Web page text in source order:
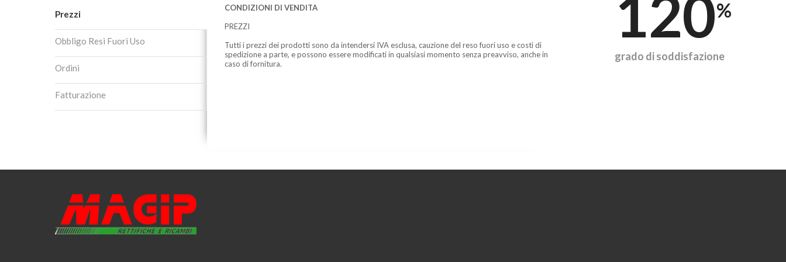
Prezzi
Obbligo Resi Fuori Uso
Ordini
Fatturazione
CONDIZIONI DI VENDITA
PREZZI
Tutti i prezzi dei prodotti sono da intendersi IVA esclusa, cauzione del reso fuori uso e costi di
spedizione a parte, e possono essere modificati in qualsiasi momento senza preavviso, anche in
caso di fornitura.
120%
grado di soddisfazione